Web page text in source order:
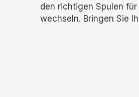
den richtigen Spulen
wechseln. Bringen Sie